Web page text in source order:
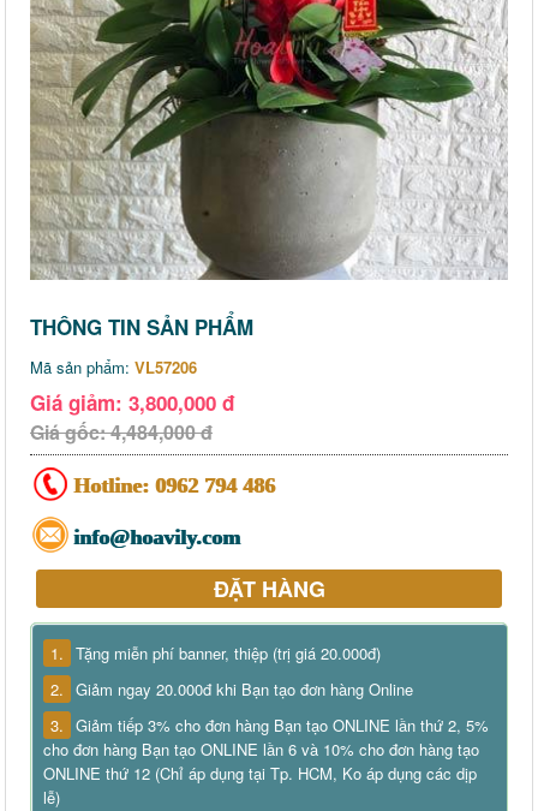
THÔNG TIN SẢN PHẨM
Mã sản phẩm: VL57206
Giá giảm: 3,800,000 đ
Giá gốc: 4,484,000 đ
Hotline: 0962 794 486
info@hoavily.com
ĐẶT HÀNG
1. Tặng miễn phí banner, thiệp (trị giá 20.000đ)
2. Giảm ngay 20.000đ khi Bạn tạo đơn hàng Online
3. Giảm tiếp 3% cho đơn hàng Bạn tạo ONLINE lần thứ 2, 5%
cho đơn hàng Bạn tạo ONLINE lần 6 và 10% cho đơn hàng tạo
ONLINE thứ 12 (Chỉ áp dụng tại Tp. HCM, Ko áp dụng các dịp
lễ)